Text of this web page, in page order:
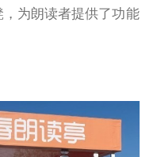
为朗读者提供了功能